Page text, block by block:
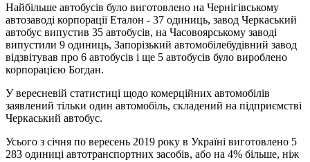
Найбільше автобусів було виготовлено на Чернігівському
автозаводі корпорації Еталон - 37 одиниць, завод Черкаський
автобус випустив 35 автобусів, на Часовоярському заводі
випустили 9 одиниць, Запорізький автомобілебудівний завод
відзвітував про 6 автобусів і ще 5 автобусів було вироблено
корпорацією Богдан.
У вересневій статистиці щодо комерційних автомобілів
заявлений тільки один автомобіль, складений на підприємстві
Черкаський автобус.
Усього з січня по вересень 2019 року в Україні виготовлено 5
283 одиниці автотранспортних засобів, або на 4% більше, ніж